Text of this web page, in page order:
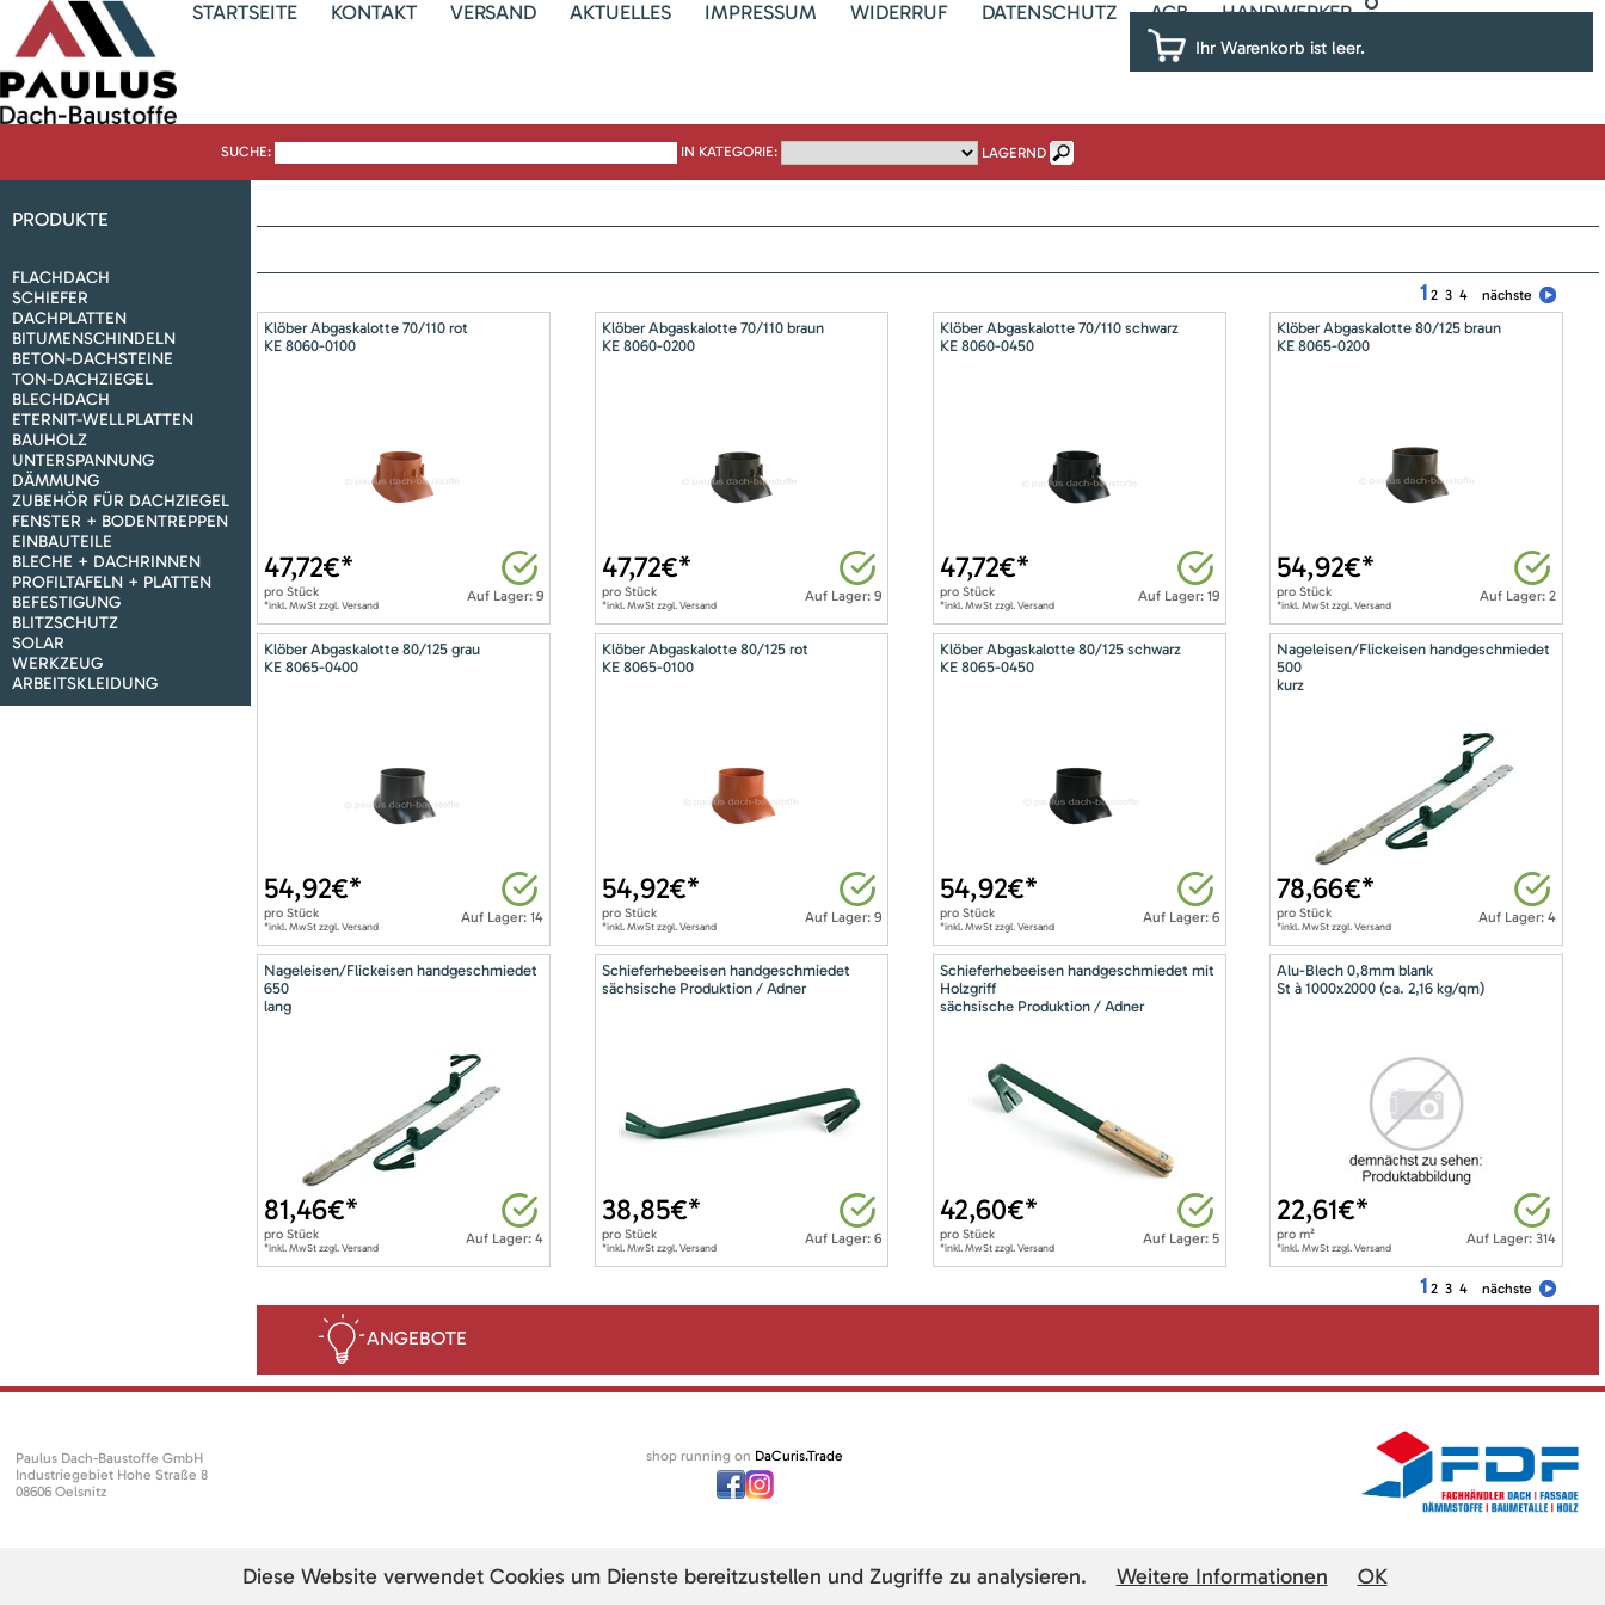
STARTSEITE KONTAKT VERSAND AKTUELLES IMPRESSUM WIDERRUF DATENSCHUTZ AGB HANDWERKER
Ihr Warenkorb ist leer.
SUCHE: IN KATEGORIE: LAGERND
PRODUKTE
FLACHDACH
SCHIEFER
DACHPLATTEN
BITUMENSCHINDELN
BETON-DACHSTEINE
TON-DACHZIEGEL
BLECHDACH
ETERNIT-WELLPLATTEN
BAUHOLZ
UNTERSPANNUNG
DÄMMUNG
ZUBEHÖR FÜR DACHZIEGEL
FENSTER + BODENTREPPEN
EINBAUTEILE
BLECHE + DACHRINNEN
PROFILTAFELN + PLATTEN
BEFESTIGUNG
BLITZSCHUTZ
SOLAR
WERKZEUG
ARBEITSKLEIDUNG
1 2 3 4 nächste
Klöber Abgaskalotte 70/110 rot
KE 8060-0100
Auf Lager: 9
47,72€*
pro Stück
*inkl. MwSt zzgl. Versand
Klöber Abgaskalotte 70/110 braun
KE 8060-0200
Auf Lager: 9
47,72€*
pro Stück
*inkl. MwSt zzgl. Versand
Klöber Abgaskalotte 70/110 schwarz
KE 8060-0450
Auf Lager: 19
47,72€*
pro Stück
*inkl. MwSt zzgl. Versand
Klöber Abgaskalotte 80/125 braun
KE 8065-0200
Auf Lager: 2
54,92€*
proStück
*inkl. MwSt zzgl. Versand
Klöber Abgaskalotte 80/125 grau
KE 8065-0400
Auf Lager: 14
54,92€*
pro Stück
*inkl. MwSt zzgl. Versand
Klöber Abgaskalotte 80/125 rot
KE 8065-0100
Auf Lager: 9
54,92€*
pro Stück
*inkl. MwSt zzgl. Versand
Klöber Abgaskalotte 80/125 schwarz
KE 8065-0450
Auf Lager: 6
54,92€*
pro Stück
*inkl. MwSt zzgl. Versand
Nageleisen/Flickeisen handgeschmiedet
500
kurz
Auf Lager: 4
78,66€*
proStück
*inkl. MwSt zzgl. Versand
Nageleisen/Flickeisen handgeschmiedet
650
lang
Auf Lager: 4
81,46€*
pro Stück
*inkl. MwSt zzgl. Versand
Schieferhebeeisen handgeschmiedet
sächsische Produktion / Adner
Auf Lager: 6
38,85€*
pro Stück
*inkl. MwSt zzgl. Versand
Schieferhebeeisen handgeschmiedet mit
Holzgriff
sächsische Produktion / Adner
Auf Lager: 5
42,60€*
pro Stück
*inkl. MwSt zzgl. Versand
Alu-Blech 0,8mm blank
St à 1000x2000 (ca. 2,16 kg/qm)
Auf Lager: 314
22,61€*
prom²
*inkl. MwSt zzgl. Versand
1 2 3 4 nächste
ANGEBOTE
Paulus Dach-Baustoffe GmbH
Industriegebiet Hohe Straße 8
08606 Oelsnitz
shop running on DaCuris.Trade
Diese Website verwendet Cookies um Dienste bereitzustellen und Zugriffe zu analysieren. Weitere Informationen OK